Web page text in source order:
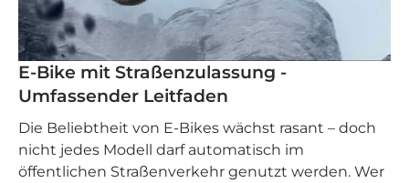
E-Bike mit Straßenzulassung -
Umfassender Leitfaden
Die Beliebtheit von E-Bikes wächst rasant – doch
nicht jedes Modell darf automatisch im
öffentlichen Straßenverkehr genutzt werden. Wer